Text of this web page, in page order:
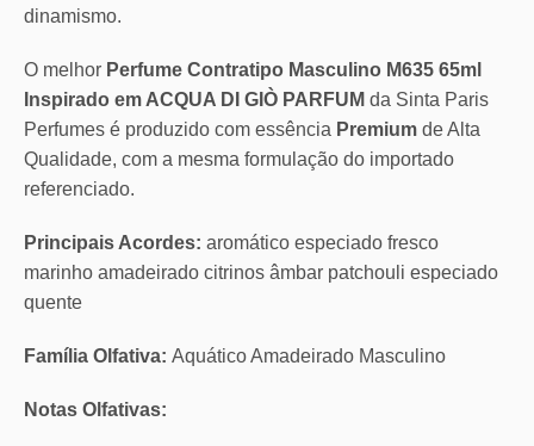
dinamismo.
O melhor Perfume Contratipo Masculino M635 65ml
Inspirado em ACQUA DI GIÒ PARFUM da Sinta Paris
Perfumes é produzido com essência Premium de Alta
Qualidade, com a mesma formulação do importado
referenciado.
Principais Acordes: aromático especiado fresco
marinho amadeirado citrinos âmbar patchouli especiado
quente
Família Olfativa: Aquático Amadeirado Masculino
Notas Olfativas: